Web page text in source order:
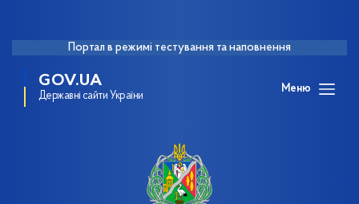
Портал в режимі тестування та наповнення
GOV.UA
Державні сайти України
Меню